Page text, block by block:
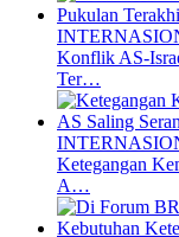
Konflik AS-
Ter…
Ketegangan
A…